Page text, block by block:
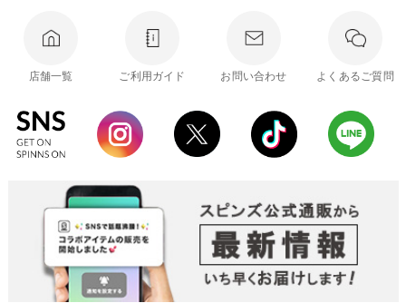
店舗一覧 ご利用ガイド お問い合わせ よくあるご質問